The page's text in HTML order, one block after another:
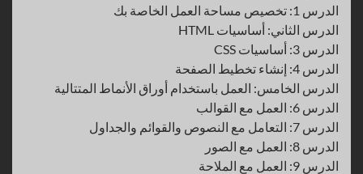
الدرس 1: تخصيص مساحة العمل الخاصة بك
الدرس الثاني: أساسيات HTML
الدرس 3: أساسيات CSS
الدرس 4: إنشاء تخطيط الصفحة
الدرس الخامس: العمل باستخدام أوراق الأنماط المتتالية
الدرس 6: العمل مع القوالب
الدرس 7: التعامل مع النصوص والقوائم والجداول
الدرس 8: العمل مع الصور
الدرس 9: العمل مع الملاحة